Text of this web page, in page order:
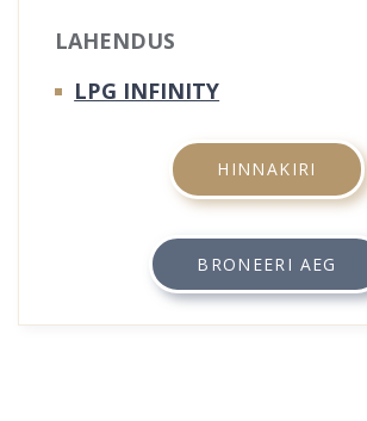
LAHENDUS
LPG INFINITY
HINNAKIRI
BRONEERI AEG